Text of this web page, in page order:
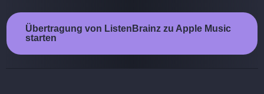
Übertragung von ListenBrainz zu Apple Music
starten